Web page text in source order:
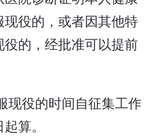
役的，或者因其他特
的，经批准可以提前
现役的时间自征集工作
算。